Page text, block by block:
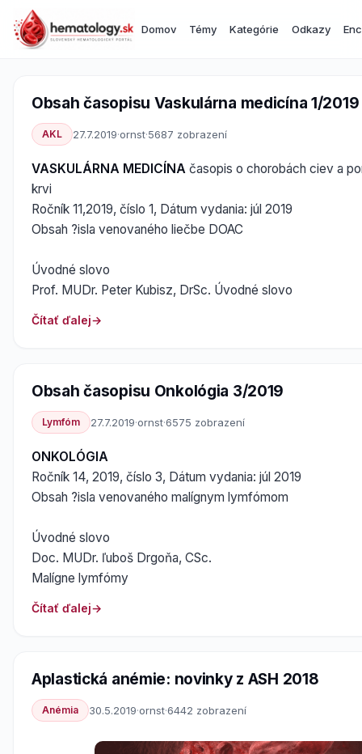
Domov Témy Kategórie Odkazy
Obsah časopisu Vaskulárna medicína 1/2019
AKL 27.7.2019·ornst·5687 zobrazení
VASKULÁRNA MEDICÍNA časopis o chorobách ciev a
krvi
Ročník 11,2019, číslo 1, Dátum vydania: júl 2019
Obsah ?isla venovaného liečbe DOAC
Úvodné slovo
Prof. MUDr. Peter Kubisz, DrSc. Úvodné slovo
Čítať ďalej
Obsah časopisu Onkológia 3/2019
Lymfóm 27.7.2019·ornst·6575 zobrazení
ONKOLÓGIA
Ročník 14, 2019, číslo 3, Dátum vydania: júl 2019
Obsah ?isla venovaného malígnym lymfómom
Úvodné slovo
Doc. MUDr. ľuboš Drgoňa, CSc.
Malígne lymfómy
Čítať ďalej
Aplastická anémie: novinky z ASH 2018
Anémia 30.5.2019·ornst·6442 zobrazení